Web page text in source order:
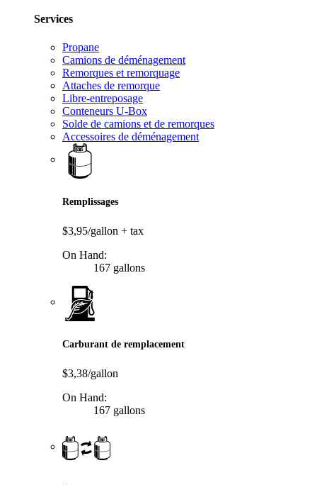
Services
Propane
Camions de déménagement
Remorques et remorquage
Attaches de remorque
Libre-entreposage
Conteneurs U-Box
Solde de camions et de remorques
Accessoires de déménagement
Remplissages
$3,95/gallon + tax
On Hand:
167 gallons
Carburant de remplacement
$3,38/gallon
On Hand:
167 gallons